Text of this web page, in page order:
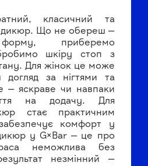
класичний та
Що не обереш —
приберемо
шкіру стоп з
Для жінок це може
догляд за нігтями та
— яскраве чи навпаки
на додачу. Для
стає практичним
комфорт у
у G×Bar — це про
неможлива без
незмінний —